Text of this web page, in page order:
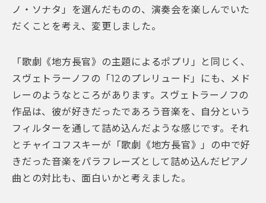
ノ・ソナタ」を選んだものの、演奏会を楽しんでいた
だくことを考え、変更しました。
「歌劇《地方長官》の主題によるポプリ」と同じく、
スヴェトラーノフの「12のプレリュード」にも、メド
レーのようなところがあります。スヴェトラーノフの
作品は、彼が好きだったであろう音楽を、自分という
フィルターを通して詰め込んだような感じです。それ
とチャイコフスキーが「歌劇《地方長官》」の中で好
きだった音楽をパラフレーズとして詰め込んだピアノ
曲との対比も、面白いかと考えました。